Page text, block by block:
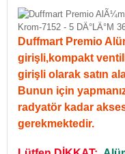
Duffmart Premio
girişli,kompakt
girişli olarak satın
Bunun için
radyatör kadar
gerekmektedir.